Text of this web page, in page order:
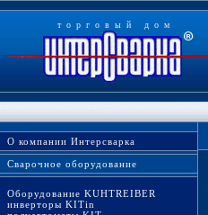
торговый дом
О компании Интерсварка
Сварочное оборудование
Оборудование KUHTREIBER
инверторы KITin